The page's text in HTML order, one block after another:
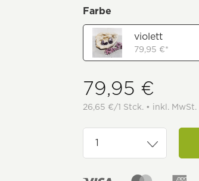
Farbe
violett
79,95 €*
79,95 €
26,65 €/1 Stck. • inkl. MwSt.